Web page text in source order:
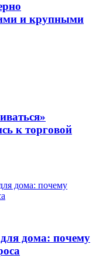
и крупными
к торговой
дома: почему